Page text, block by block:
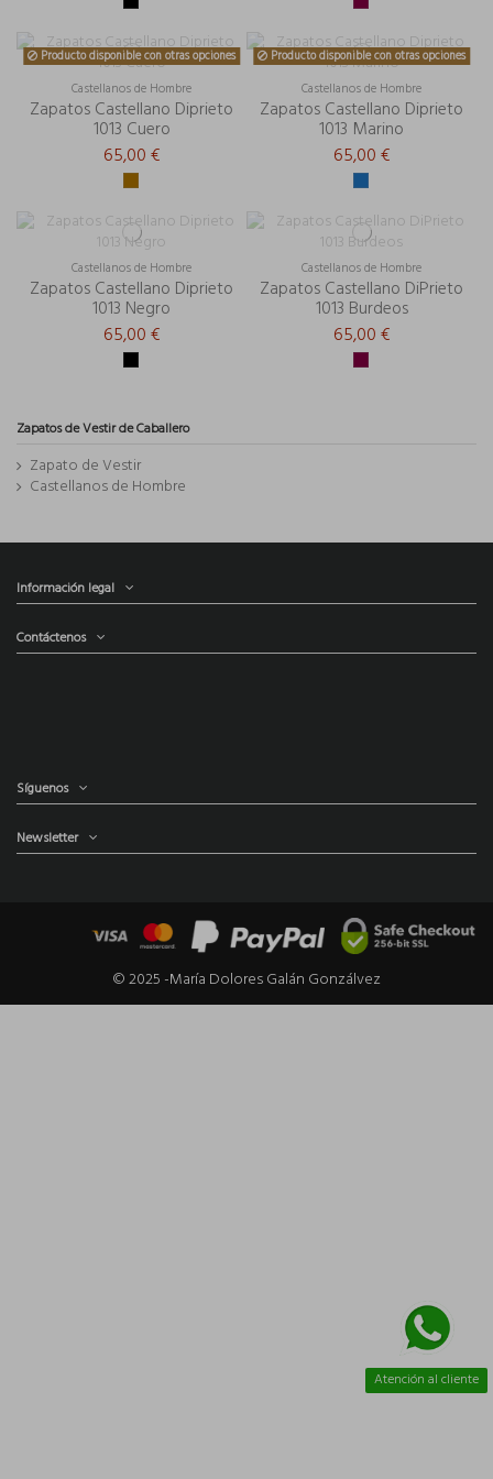
Producto disponible con otras opciones
Castellanos de Hombre
Zapatos Castellano Diprieto
1013 Cuero
65,00 €
Producto disponible con otras opciones
Castellanos de Hombre
Zapatos Castellano Diprieto
1013 Marino
65,00 €
Castellanos de Hombre
Zapatos Castellano Diprieto
1013 Negro
65,00 €
Castellanos de Hombre
Zapatos Castellano DiPrieto
1013 Burdeos
65,00 €
Zapatos de Vestir de Caballero
Zapato de Vestir
Castellanos de Hombre
Información legal
Contáctenos
Atención al cliente
Síguenos
Newsletter
© 2025 -María Dolores Galán Gonzálvez